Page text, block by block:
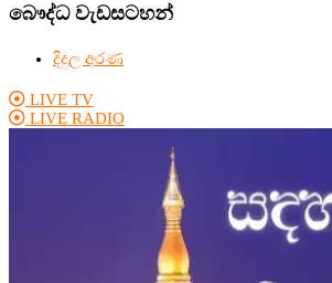
බෞද්ධ වැඩසටහන්
දිදුල අරණ
LIVE TV
LIVE RADIO